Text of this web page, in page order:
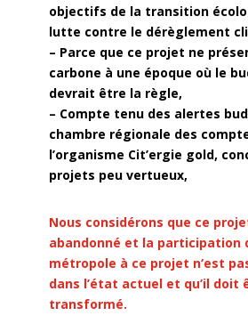
objectifs de la transition
lutte contre le dérèglement
– Parce que ce projet ne
carbone à une époque où le
devrait être la règle,
– Compte tenu des alertes
chambre régionale des
l’organisme Cit’ergie gold,
projets peu vertueux,
Nous considérons que ce
abandonné et la participation
métropole à ce projet n‘est
dans l’état actuel et qu’il doit
transformé.